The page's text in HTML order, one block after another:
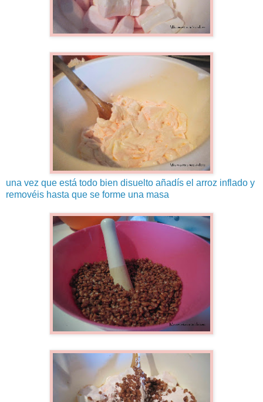
una vez que está todo bien disuelto añadís el arroz inflado y
removéis hasta que se forme una masa